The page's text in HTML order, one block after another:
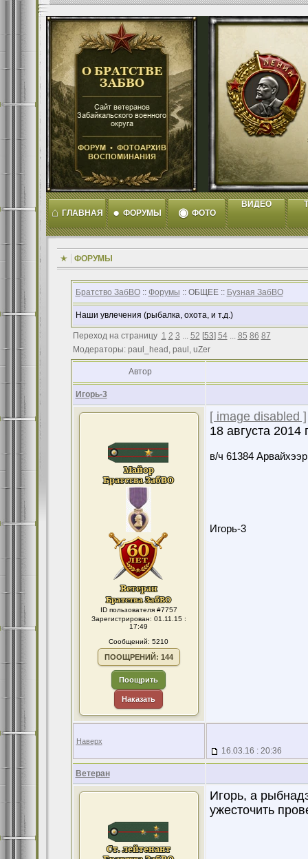
⌂ ГЛАВНАЯ ● ФОРУМЫ ◉ ФОТО
ВИДЕО
ФОРУМЫ
Братство ЗабВО:: Форумы :: ОБЩЕЕ :: Бузная ЗабВО
Наши увлечения (рыбалка, охота, и т.д.)
Переход на страницу 1 2 3 ... 52 [53] 54... 85 86 87
Модераторы: paul_head, paul, uZer
Автор
Игорь-3
ID пользователя #7757
Зарегистрирован: 01.11.15 :
17:49
Сообщений: 5210
ПООЩРЕНИЙ: 144
Поощрить
Наказать
[ image disabled ]
18 августа
в/ч 61384
Игорь-3
Наверх
16.03.16 : 20:36
Ветеран
Игорь, а
ужесточить